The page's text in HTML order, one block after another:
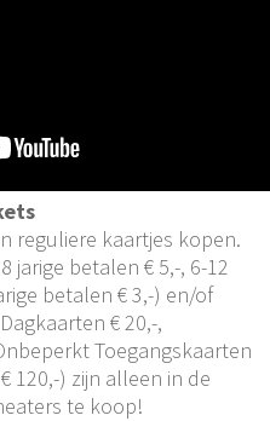
reguliere kaartjes kopen.
jarige betalen € 5,-, 6-12
betalen € 3,-) en/of
€ 20,-,
Toegangskaarten
120,-) zijn alleen in de
te koop!